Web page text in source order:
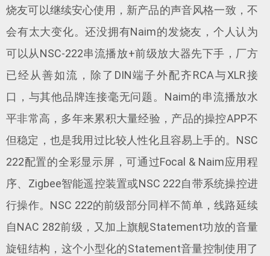
烧友可以继续安心使用，新产品的声音风格一致，不
会有太大变化。还没拥有Naim的发烧友，个人认为
可以从NSC-222串流播放+前级放大器先下手，厂方
已经从善如流，除了DIN端子外配齐RCA与XLR接
口，与其他品牌连接毫无问题。Naim的串流播放水
平非常高，多年来累积大量经验，产品的操控APP不
但稳定，也是我用过比较人性化且容易上手的。NSC
222配置的全彩显示屏，可通过Focal & Naim应用程
序、Zigbee智能遥控装置或NSC 222自带系统操控进
行操作。NSC 222的前级部分同样不简单，线路延续
自NAC 282前级，又加上旗舰Statement功放的音量
旋钮结构，这个小型化的Statement音量控制使用了